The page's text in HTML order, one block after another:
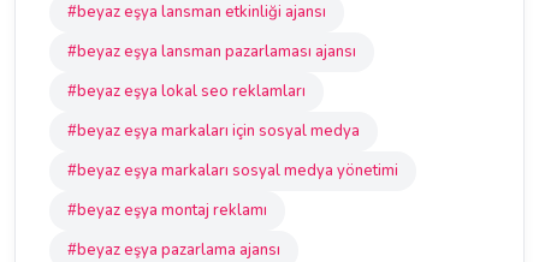
#beyaz eşya lansman etkinliği ajansı
#beyaz eşya lansman pazarlaması ajansı
#beyaz eşya lokal seo reklamları
#beyaz eşya markaları için sosyal medya
#beyaz eşya markaları sosyal medya yönetimi
#beyaz eşya montaj reklamı
#beyaz eşya pazarlama ajansı